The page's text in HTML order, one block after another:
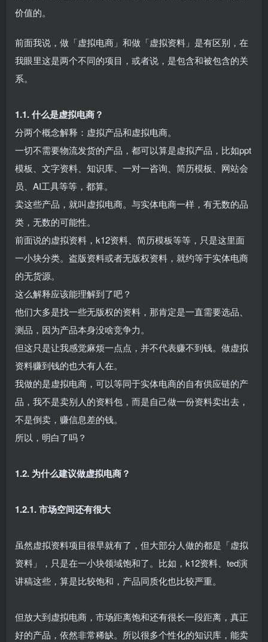
价值的。
前面我说，做「虚拟电商」和做「虚拟资料」是有区别，在
我眼里这是两个不同的项目，或者说，是包含和被包含的关
系。​
1.1. 什么是虚拟电商？​
分两个概念解释：虚拟产品和虚拟电商。​
一切不需要物流发货的产品，都可以算是虚拟产品，比如ppt
模板、文字资料、知识库、一对一咨询、简历模板、网站会
员、AI工具等等，都算。​
卖这些产品，就叫虚拟电商。与实体电商一样，有无数的品
类，无数的可能性。​
前面说的虚拟资料，k12资料、简历模板等等，只是这里面
一小块分类。盗版资料或者无版权资料，就约等于实体电商
的无货源。​
这么解释应该能理解到了吧？
他们大多是找一些无版权的资料，那肯定是一直需要选品、
测品，因为产品本身没啥竞争力。​
但这只是让我感觉麻烦一点点，并不代表赚不到钱。做虚拟
资料赚到钱的也大有人在。​
我做的是虚拟电商，可以等同于实体电商的自有供应链的产
品，我不是卖别人的资料包，而是自己做一份资料卖出去，
不是倒卖，赚信息差的钱。​
所以，明白了吗？​
1.2. 为什么建议做虚拟电商？​
1.2.1. 市场空间还有很大​
虽然虚拟资料项目很早就有了，但大部分人做的都是「虚拟
资料」，只是在一小块领域饱和了。比如，k12资料、ted演
讲稿这些，算是比较饱和，产品同质化也比较严重。​
但放大到虚拟电商，市场距离饱和还有很长一段距离，真正
好的产品，依然非常稀缺。所以很多个性化的知识库，能卖